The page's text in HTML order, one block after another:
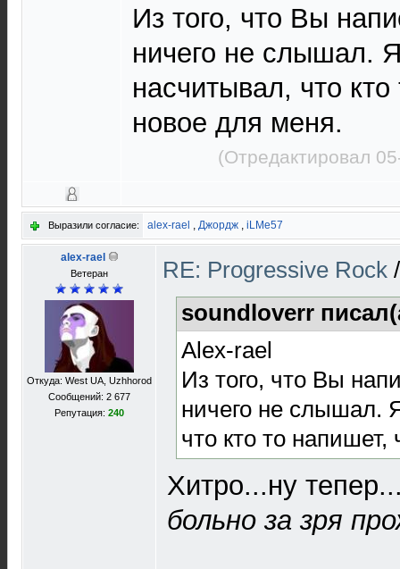
Из того, что Вы
ничего не слышал.
насчитывал, что
новое для меня.
(Отредактировал
Выразили согласие: alex-rael , Джордж , iLMe57
alex-rael
Ветеран
Откуда: West UA, Uzhhorod
Сообщений: 2 677
Репутация: 240
RE: Progressive Rock
soundloverr
Alex-raеl
Из того, что Вы
ничего не слышал.
что кто то
Хитро...ну
больно за зря